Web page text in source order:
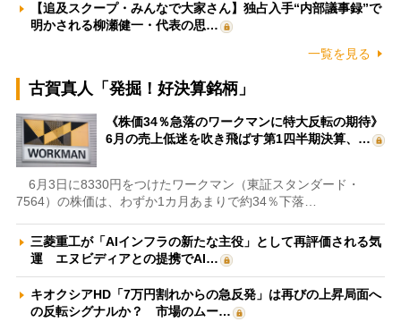
【追及スクープ・みんなで大家さん】独占入手“内部議事録”で
明かされる柳瀬健一・代表の思…
一覧を見る
古賀真人「発掘！好決算銘柄」
《株価34％急落のワークマンに特大反転の期待》
6月の売上低迷を吹き飛ばす第1四半期決算、…
6月3日に8330円をつけたワークマン（東証スタンダード・
7564）の株価は、わずか1カ月あまりで約34％下落…
三菱重工が「AIインフラの新たな主役」として再評価される気
運 エヌビディアとの提携でAI…
キオクシアHD「7万円割れからの急反発」は再びの上昇局面へ
の反転シグナルか？ 市場のムー…